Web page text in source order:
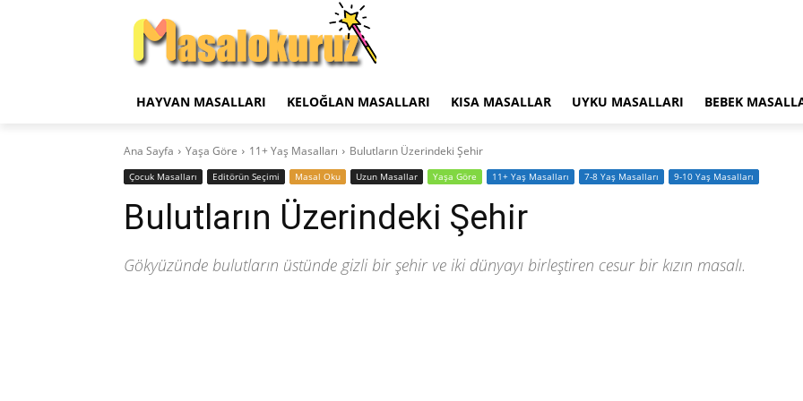
HAYVAN MASALLARI KELOĞLAN MASALLARI KISA MASALLAR UYKU MASALLARI BEBEK
Ana Sayfa Yaşa Göre 11+ Yaş Masalları Bulutların Üzerindeki Şehir
‍Çocuk Masalları Editörün Seçimi Masal Oku Uzun Masallar Yaşa Göre 11+ Yaş Masalları 7-8 Yaş Masalları 9-10 Yaş Masalları
Bulutların Üzerindeki Şehir
Gökyüzünde bulutların üstünde gizli bir şehir ve iki dünyayı birleştiren cesur bir kızın masalı.